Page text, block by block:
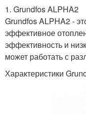
1. Grundfos ALPHA2
Grundfos ALPHA2 -
эффективное
эффективность и
может работать с
Характеристики